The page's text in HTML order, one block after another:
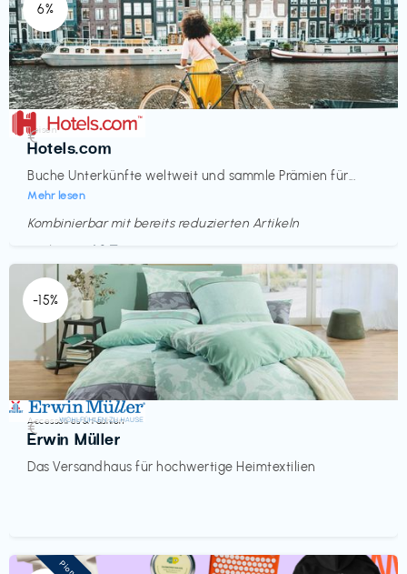
6%
Reisen
Hotels.com
Buche Unterkünfte weltweit und sammle Prämien für...
Mehr lesen
€‎
Kombinierbar mit bereits reduzierten Artikeln
Endet in
<60 Tagen
-15%
Accessoires & Fashion
Erwin Müller
Das Versandhaus für hochwertige Heimtextilien
€‎